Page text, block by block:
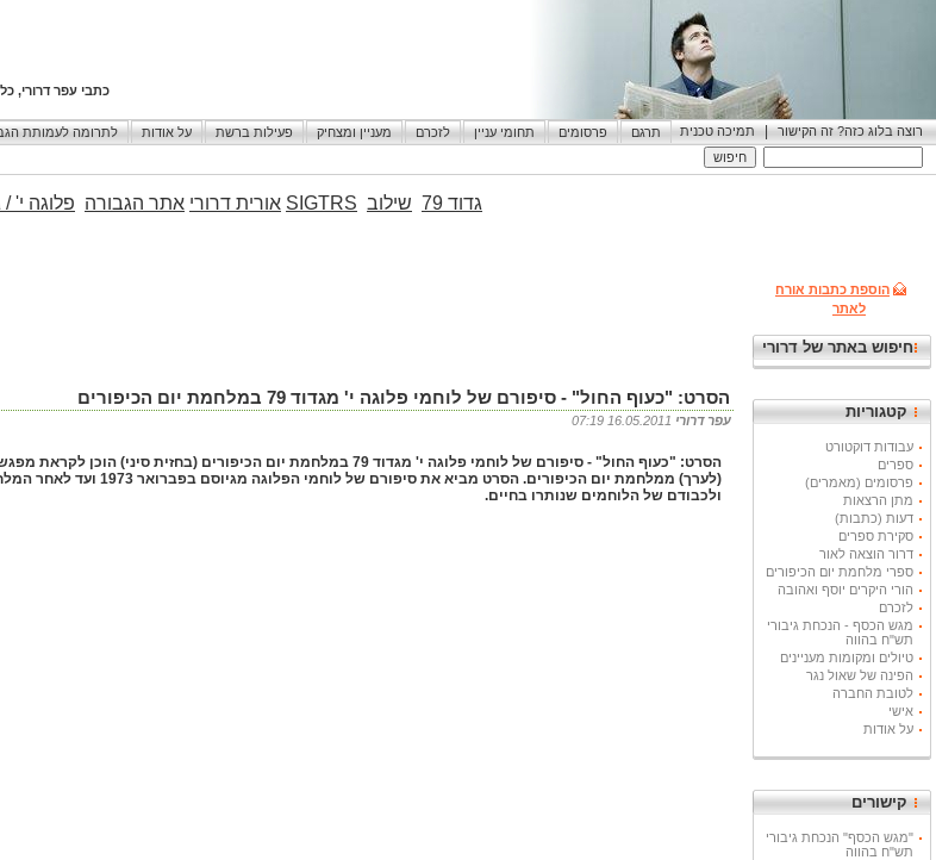
כתבי עפר דרורי,
רוצה בלוג כזה? זה הקישור | תמיכה טכנית תרגם פרסומים תחומי עניין לזכרם מעניין ומצחיק פעילות ברשת על אודות לתרומה לעמותת
הוספת כתבות אורח
לאתר
חיפוש באתר של דרורי
קטגוריות
עבודות דוקטורט
ספרים
פרסומים (מאמרים)
מתן הרצאות
דעות (כתבות)
סקירת ספרים
דרור הוצאה לאור
ספרי מלחמת יום הכיפורים
הורי היקרים יוסף ואהובה
לזכרם
מגש הכסף - הנכחת גיבורי
תש"ח בהווה
טיולים ומקומות מעניינים
הפינה של שאול נגר
לטובת החברה
אישי
על אודות
קישורים
"מגש הכסף" הנכחת גיבורי
תש"ח בהווה
גדוד 79 שילוב SIGTRS אורית דרורי אתר הגבורה פלוגה י' /
הסרט: "כעוף החול" - סיפורם של לוחמי פלוגה י' מגדוד 79 במלחמת יום הכיפורים
עפר דרורי
(לערך) ממלחמת יום הכיפורים.
ולכבודם של הלוחמים שנותרו בחיים.